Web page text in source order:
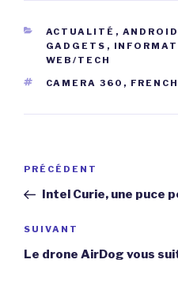
CATÉGORIES
ACTUALITÉ , ANDROID
GADGETS ,
WEB/TECH
ÉTIQUETTES
CAMERA 360 ,
Navigation
l’article
Article
précédent
PRÉCÉDENT
Intel Curie, une puce
Article
suivant
SUIVANT
Le drone AirDog vous